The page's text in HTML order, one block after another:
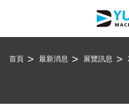
首頁 最新消息 展覽訊息